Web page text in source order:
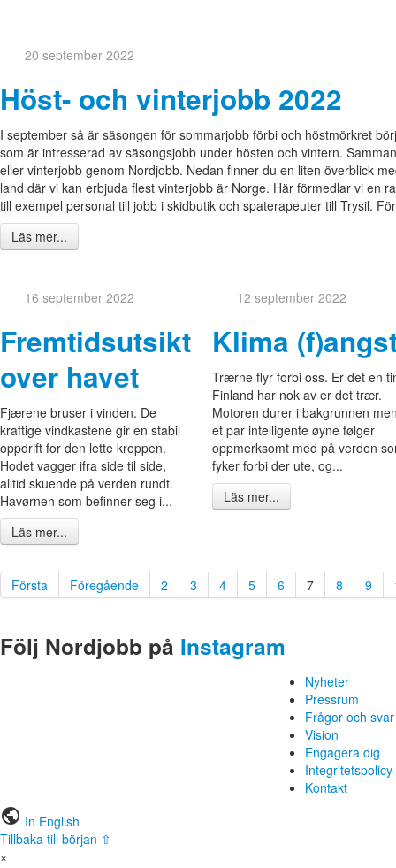
20 september 2022
Höst- och vinterjobb 2022
I september så är säsongen för sommarjobb förbi och höstmörkret
som är intresserad av säsongsjobb under hösten och vintern.
eller vinterjobb genom Nordjobb. Nedan finner du en liten överblick
land där vi kan erbjuda flest vinterjobb är Norge. Här förmedlar vi en
till exempel personal till jobb i skidbutik och spaterapeuter till Trysil.
Läs mer...
16 september 2022
Fremtidsutsikt
over havet
Fjærene bruser i vinden. De
kraftige vindkastene gir en stabil
oppdrift for den lette kroppen.
Hodet vagger ifra side til side,
alltid skuende på verden rundt.
Havørnen som befinner seg i...
Läs mer...
12 september 2022
Klima
Trærne flyr forbi oss. Er det en
Finland har nok av er det trær.
Motoren durer i bakgrunnen
et par intelligente øyne følger
oppmerksomt med på verden
fyker forbi der ute, og...
Läs mer...
Första Föregående 2 3 4 5 6 7 8 9
Följ Nordjobb på Instagram
Nyheter
Pressrum
Frågor och svar
Vision
Engagera dig
Integritetspolicy
Kontakt
public In English
Tillbaka till början ⇧
×